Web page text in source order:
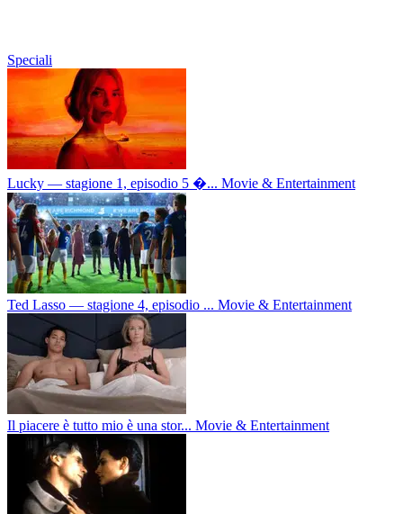
Speciali
Lucky — stagione 1, episodio 5 �... Movie & Entertainment
Ted Lasso — stagione 4, episodio ... Movie & Entertainment
Il piacere è tutto mio è una stor... Movie & Entertainment